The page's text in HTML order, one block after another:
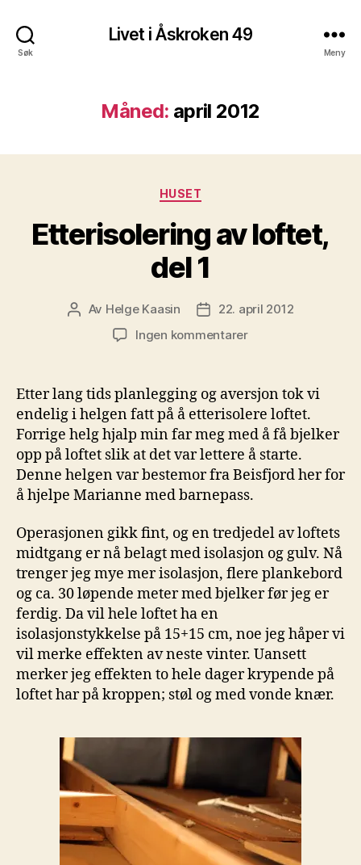
Søk
Livet i Åskroken 49
Meny
Måned: april 2012
Kategorier
HUSET
Etterisolering av loftet,
del 1
Innleggsforfatter
Av Helge Kaasin Publiseringsdato
22. april 2012
Ingen kommentarertil
loftet,
del
1
Etter lang tids planlegging og aversjon tok vi
endelig i helgen fatt på å etterisolere loftet.
Forrige helg hjalp min far meg med å få bjelker
opp på loftet slik at det var lettere å starte.
Denne helgen var bestemor fra Beisfjord her for
å hjelpe Marianne med barnepass.
Operasjonen gikk fint, og en tredjedel av loftets
midtgang er nå belagt med isolasjon og gulv. Nå
trenger jeg mye mer isolasjon, flere plankebord
og ca. 30 løpende meter med bjelker før jeg er
ferdig. Da vil hele loftet ha en
isolasjonstykkelse på 15+15 cm, noe jeg håper vi
vil merke effekten av neste vinter. Uansett
merker jeg effekten to hele dager krypende på
loftet har på kroppen; støl og med vonde knær.